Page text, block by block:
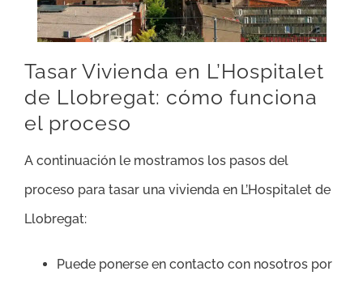
Tasar Vivienda en L’Hospitalet
de Llobregat: cómo funciona
el proceso
A continuación le mostramos los pasos del
proceso para tasar una vivienda en L’Hospitalet de
Llobregat:
Puede ponerse en contacto con nosotros por